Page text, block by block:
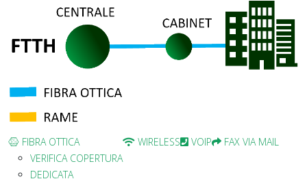
FIBRA OTTICA
VERIFICA COPERTURA
DEDICATA
WIRELESS VOIP FAX VIA MAIL